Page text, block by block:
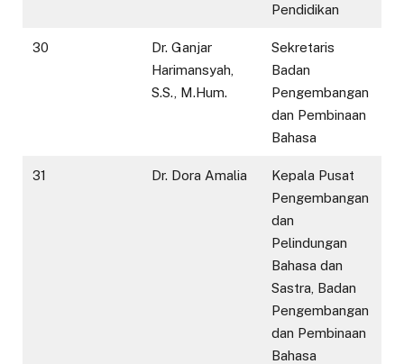
Pendidikan
30
Dr. Ganjar
Harimansyah,
S.S., M.Hum.
Sekretaris
Badan
Pengembangan
dan Pembinaan
Bahasa
31 Dr. Dora Amalia
Kepala Pusat
Pengembangan
dan
Pelindungan
Bahasa dan
Sastra, Badan
Pengembangan
dan Pembinaan
Bahasa